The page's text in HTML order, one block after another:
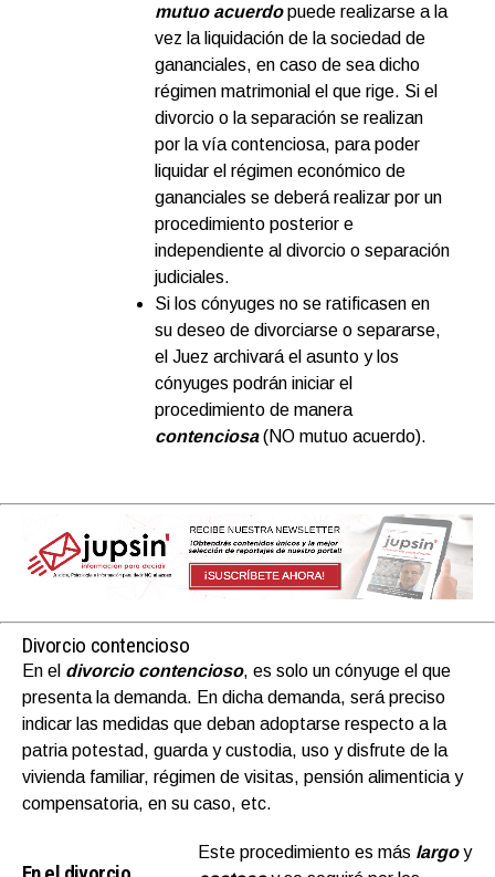
mutuo acuerdopuede realizarse a la
vez la liquidación de la sociedad de
gananciales, en caso de sea dicho
régimen matrimonial el que rige. Si el
divorcio o la separación se realizan
por la vía contenciosa, para poder
liquidar el régimen económico de
gananciales se deberá realizar por un
procedimiento posterior e
independiente al divorcio o separación
judiciales.
Si los cónyuges no se ratificasen en
su deseo de divorciarse o separarse,
el Juez archivará el asunto y los
cónyuges podrán iniciar el
procedimiento de manera
contenciosa(NO mutuo acuerdo).
Divorcio contencioso
En el divorcio contencioso, es solo un cónyuge el que
presenta la demanda. En dicha demanda, será preciso
indicar las medidas que deban adoptarse respecto a la
patria potestad, guarda y custodia, uso y disfrute de la
vivienda familiar, régimen de visitas, pensión alimenticia y
compensatoria, en su caso, etc.
Este procedimiento es más largoy